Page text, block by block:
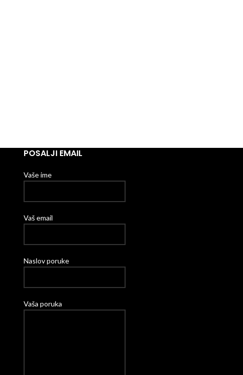
POSALJI EMAIL
Vaše ime
Vaš email
Naslov poruke
Vaša poruka